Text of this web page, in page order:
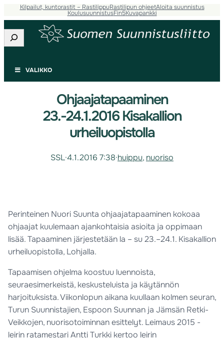
Kilpailut, kuntorastit – RastilippuRastilipun ohjeetAloita suunnistus
KoulusuunnistusFin5Kuvapankki
Etsi
VALIKKO
Ohjaajatapaaminen
23.-24.1.2016 Kisakallion
urheiluopistolla
SSL·4.1.2016 7:38·huippu, nuoriso
Perinteinen Nuori Suunta ohjaajatapaaminen kokoaa
ohjaajat kuulemaan ajankohtaisia asioita ja oppimaan
lisää. Tapaaminen järjestetään la – su 23.–24.1. Kisakallion
urheiluopistolla, Lohjalla.
Tapaamisen ohjelma koostuu luennoista,
seuraesimerkeistä, keskusteluista ja käytännön
harjoituksista. Viikonlopun aikana kuullaan kolmen seuran,
Turun Suunnistajien, Espoon Suunnan ja Jämsän Retki-
Veikkojen, nuorisotoiminnan esittelyt. Leimaus 2015 -
leirin ratamestari Antti Turkki kertoo leirin